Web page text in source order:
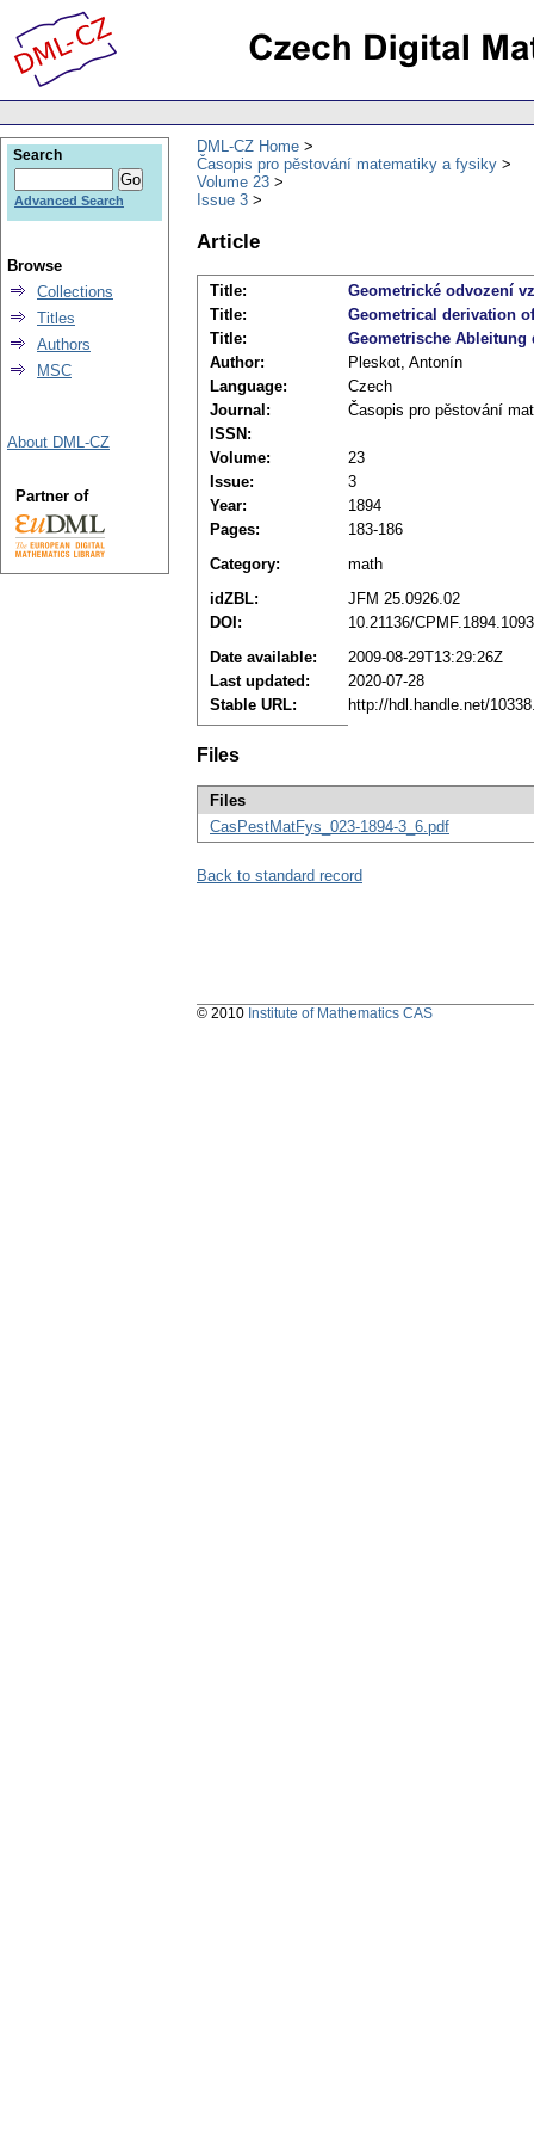
DML-CZ Home
Časopis pro pěstování matematiky a fysiky
Volume 23
Issue 3
Article
Title:
Geometrické odvození
Title:
Geometrical derivation
Title:
Geometrische
Author:
Pleskot, Antonín
Language:
Czech
Journal:
Časopis pro pěstování
ISSN:
Volume:
23
Issue:
3
Year:
1894
Pages:
183-186
Category:
math
idZBL:
JFM 25.0926.02
DOI:
10.21136/
Date available:
2009-08-29T13:29:26Z
Last updated:
2020-07-28
Stable URL:
http://hdl.handle.net/
Files
Files
CasPestMatFys_023-1894-3_6.pdf
Back to standard record
Search
Advanced Search
Browse
Collections
Titles
Authors
MSC
About DML-CZ
Partner of
© 2010 Institute of Mathematics CAS